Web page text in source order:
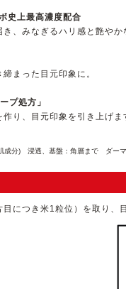
史上最高濃度配合
、みなぎるハリ感と艶やか
まった目元印象に。
プ処方」
り、目元印象を引き上げま
分) 浸透、基盤：角層まで ダー
につき米1粒位）を取り